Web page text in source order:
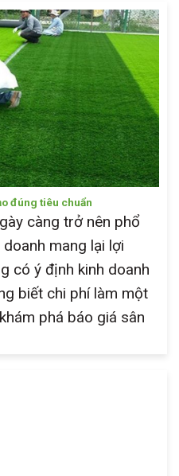
đúng tiêu chuẩn
càng trở nên phổ
mang lại lợi
có ý định kinh doanh
biết chi phí làm một
phá báo giá sân